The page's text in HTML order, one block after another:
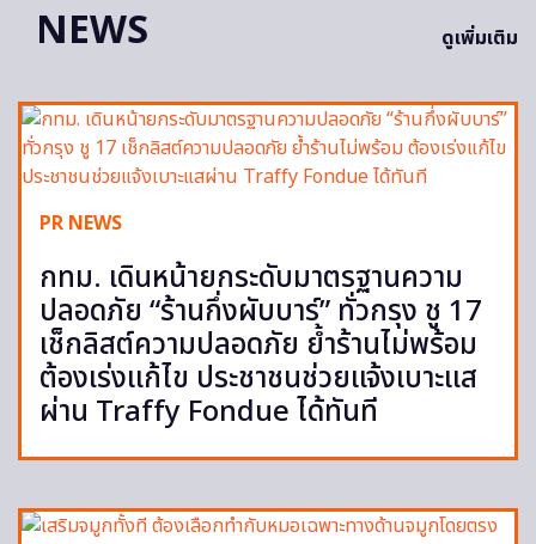
NEWS
ดูเพิ่มเติม
PR NEWS
กทม. เดินหน้ายกระดับมาตรฐานความ
ปลอดภัย “ร้านกึ่งผับบาร์” ทั่วกรุง ชู 17
เช็กลิสต์ความปลอดภัย ย้ำร้านไม่พร้อม
ต้องเร่งแก้ไข ประชาชนช่วยแจ้งเบาะแส
ผ่าน Traffy Fondue ได้ทันที